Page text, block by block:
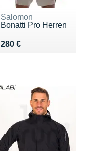
Salomon
Bonatti Pro Herren
280 €
Vendu 280 €